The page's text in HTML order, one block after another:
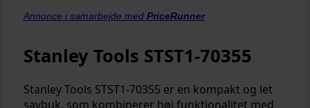
Annonce i samarbejde med PriceRunner
Stanley Tools STST1-70355
Stanley Tools STST1-70355 er en kompakt og let
savbuk, som kombinerer høj funktionalitet med